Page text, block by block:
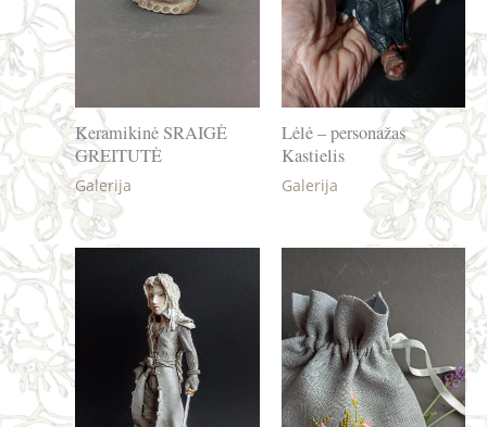
Keramikinė SRAIGĖ
GREITUTĖ
Galerija
Lėlė – personažas
Kastielis
Galerija